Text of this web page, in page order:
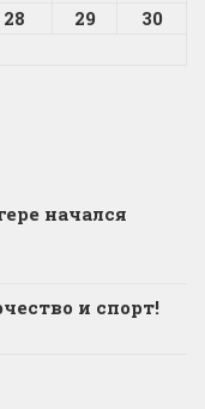
28 29
30
начался
и спорт!